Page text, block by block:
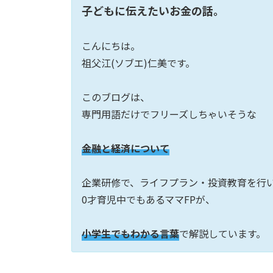
子どもに伝えたいお金の話。
こんにちは。
祖父江(ソブエ)仁美です。
このブログは、
専門用語だけでフリーズしちゃいそうな
金融と経済について
企業研修で、ライフプラン・投資教育を行
0才育児中でもあるママFPが、
小学生でもわかる言葉で解説しています。